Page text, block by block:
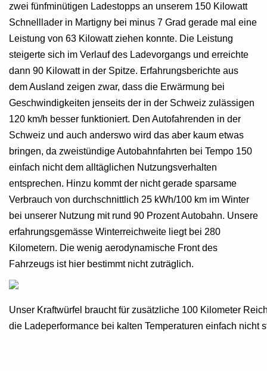
zwei fünfminütigen Ladestopps an unserem 150 Kilowatt
Schnelllader in Martigny bei minus 7 Grad gerade mal eine
Leistung von 63 Kilowatt ziehen konnte. Die Leistung
steigerte sich im Verlauf des Ladevorgangs und erreichte
dann 90 Kilowatt in der Spitze. Erfahrungsberichte aus
dem Ausland zeigen zwar, dass die Erwärmung bei
Geschwindigkeiten jenseits der in der Schweiz zulässigen
120 km/h besser funktioniert. Den Autofahrenden in der
Schweiz und auch anderswo wird das aber kaum etwas
bringen, da zweistündige Autobahnfahrten bei Tempo 150
einfach nicht dem alltäglichen Nutzungsverhalten
entsprechen. Hinzu kommt der nicht gerade sparsame
Verbrauch von durchschnittlich 25 kWh/100 km im Winter
bei unserer Nutzung mit rund 90 Prozent Autobahn. Unsere
erfahrungsgemässe Winterreichweite liegt bei 280
Kilometern. Die wenig aerodynamische Front des
Fahrzeugs ist hier bestimmt nicht zuträglich.
Unser Kraftwürfel braucht für zusätzliche 100 Kilometer
die Ladeperformance bei kalten Temperaturen einfach